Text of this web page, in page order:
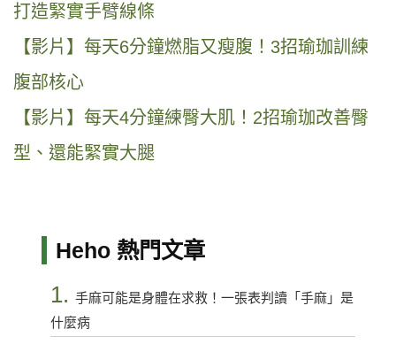
打造緊實手臂線條
【影片】每天6分鐘燃脂又瘦腹！3招瑜珈訓練
腹部核心
【影片】每天4分鐘練臀大肌！2招瑜珈改善臀
型、還能緊實大腿
Heho 熱門文章
1. 手麻可能是身體在求救！一張表判讀「手麻」是
什麼病